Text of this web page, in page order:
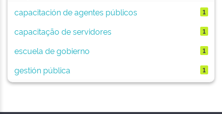
capacitación de agentes públicos
1
capacitação de servidores 1
escuela de gobierno 1
gestión pública 1